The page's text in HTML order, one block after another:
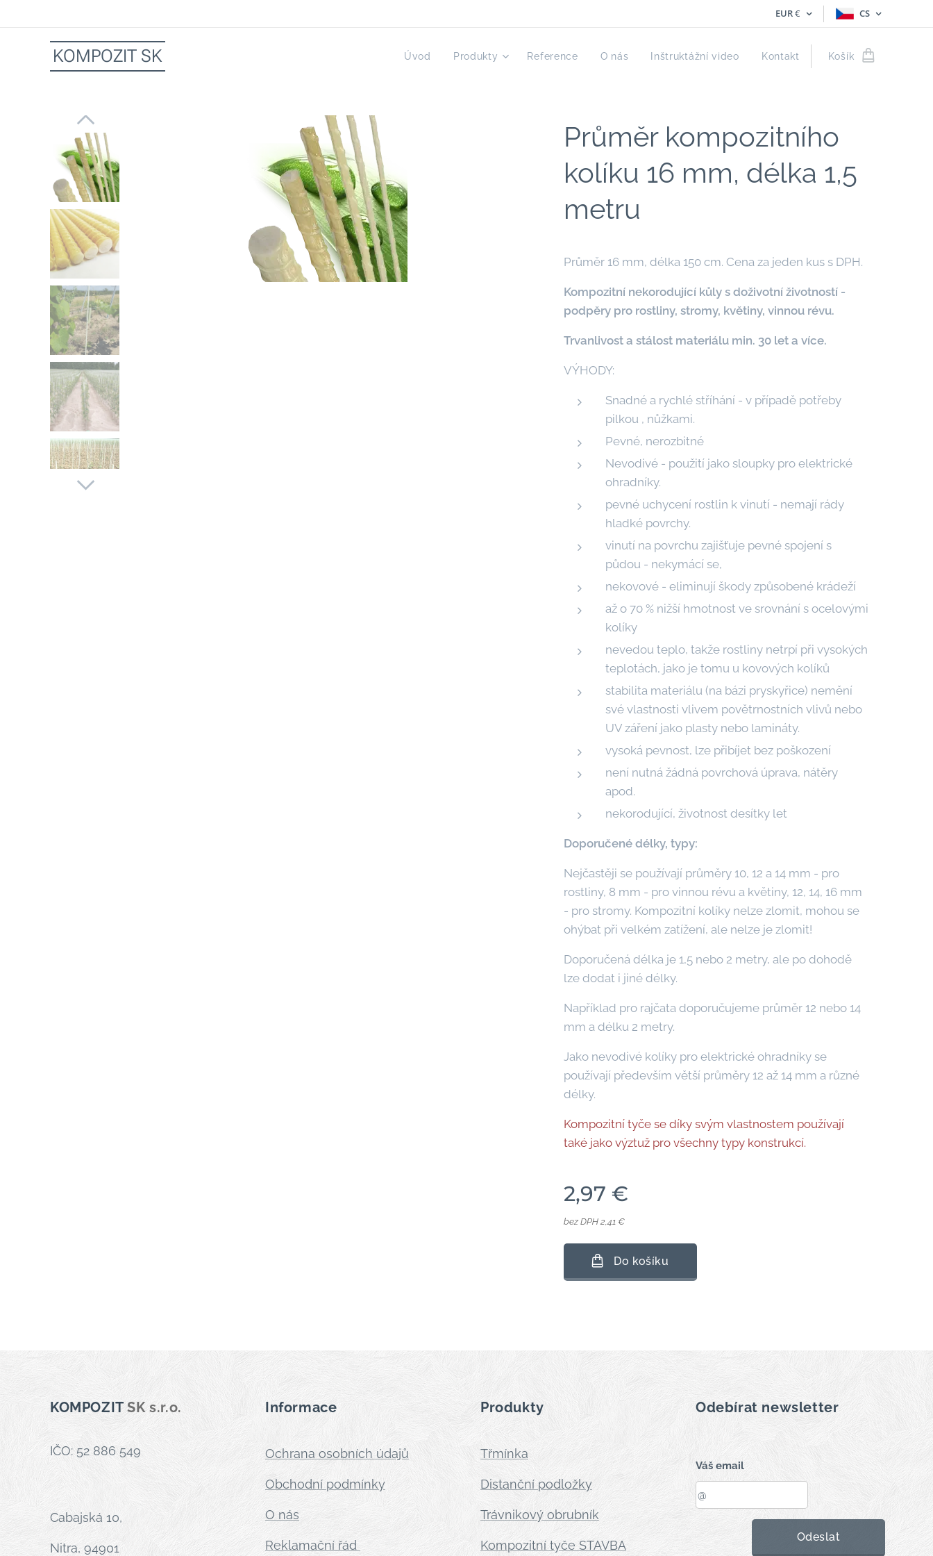
EUR€ CS
KOMPOZIT SK Úvod Produkty Reference O nás Inštruktážní video Kontakt Košík
Průměr kompozitního
kolíku 16 mm, délka 1,5
metru
Průměr 16 mm, délka 150 cm. Cena za jeden kus s DPH.
Kompozitní nekorodující kůly s doživotní životností -
podpěry pro rostliny, stromy, květiny, vinnou révu.
Trvanlivost a stálost materiálu min. 30 let a více.
VÝHODY:
Snadné a rychlé stříhání - v případě potřeby
pilkou , nůžkami.
Pevné, nerozbitné
Nevodivé - použití jako sloupky pro elektrické
ohradníky.
pevné uchycení rostlin k vinutí - nemají rády
hladké povrchy.
vinutí na povrchu zajišťuje pevné spojení s
půdou - nekymácí se,
nekovové - eliminují škody způsobené krádeží
až o 70 % nižší hmotnost ve srovnání s ocelovými
kolíky
nevedou teplo, takže rostliny netrpí při vysokých
teplotách, jako je tomu u kovových kolíků
stabilita materiálu (na bázi pryskyřice) nemění
své vlastnosti vlivem povětrnostních vlivů nebo
UV záření jako plasty nebo lamináty.
vysoká pevnost, lze přibíjet bez poškození
není nutná žádná povrchová úprava, nátěry
apod.
nekorodující, životnost desítky let
Doporučené délky, typy:
Nejčastěji se používají průměry 10, 12 a 14 mm - pro
rostliny, 8 mm - pro vinnou révu a květiny, 12, 14, 16 mm
- pro stromy. Kompozitní kolíky nelze zlomit, mohou se
ohýbat při velkém zatížení, ale nelze je zlomit!
Doporučená délka je 1,5 nebo 2 metry, ale po dohodě
lze dodat i jiné délky.
Například pro rajčata doporučujeme průměr 12 nebo 14
mm a délku 2 metry.
Jako nevodivé kolíky pro elektrické ohradníky se
používají především větší průměry 12 až 14 mm a různé
délky.
Kompozitní tyče se díky svým vlastnostem používají
také jako výztuž pro všechny typy konstrukcí.
2,97 €
bez DPH 2,41 €
Do košíku
KOMPOZITSK s.r.o.
IČO: 52 886 549
Cabajská 10,
Nitra, 94901
Informace
Ochrana osobních údajů
Obchodní podmínky
O nás
Reklamační řád
Produkty
Třmínka
Distanční podložky
Trávnikový obrubník
Kompozitní tyče STAVBA
Odebírat newsletter
Váš email
Odeslat